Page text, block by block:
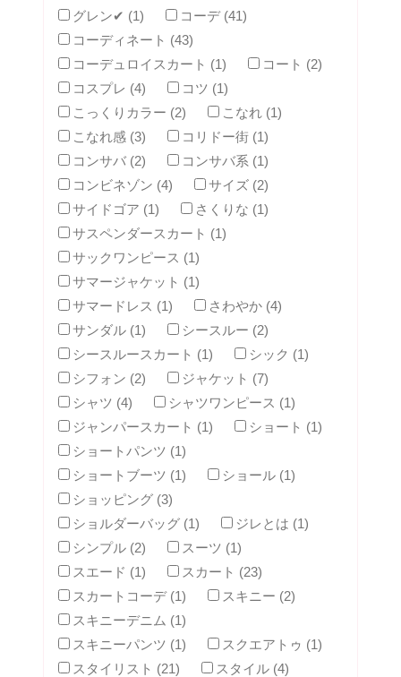
グレン✔ (1)
コーデ (41)
コーディネート (43)
コーデュロイスカート (1)
コート (2)
コスプレ (4)
コツ (1)
こっくりカラー (2)
こなれ (1)
こなれ感 (3)
コリドー街 (1)
コンサバ (2)
コンサバ系 (1)
コンビネゾン (4)
サイズ (2)
サイドゴア (1)
さくりな (1)
サスペンダースカート (1)
サックワンピース (1)
サマージャケット (1)
サマードレス (1)
さわやか (4)
サンダル (1)
シースルー (2)
シースルースカート (1)
シック (1)
シフォン (2)
ジャケット (7)
シャツ (4)
シャツワンピース (1)
ジャンパースカート (1)
ショート (1)
ショートパンツ (1)
ショートブーツ (1)
ショール (1)
ショッピング (3)
ショルダーバッグ (1)
ジレとは (1)
シンプル (2)
スーツ (1)
スエード (1)
スカート (23)
スカートコーデ (1)
スキニー (2)
スキニーデニム (1)
スキニーパンツ (1)
スクエアトゥ (1)
スタイリスト (21)
スタイル (4)